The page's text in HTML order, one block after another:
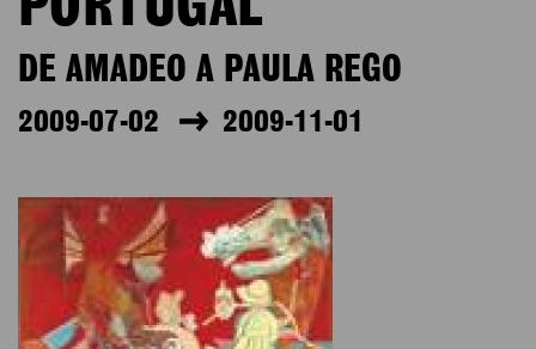
DE AMADEO A PAULA REGO
2009-07-02 2009-11-01